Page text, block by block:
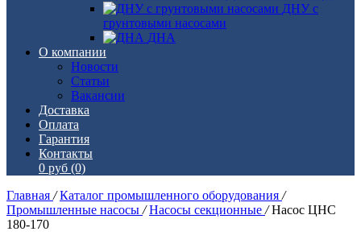
ДНУ с
грунтовыми насосами
ДНА
О компании
Новости
Статьи
Вакансии
Доставка
Оплата
Гарантия
Контакты
0 руб (0)
Главная / Каталог промышленного оборудования /
Промышленные насосы / Насосы секционные / Насос ЦНС
180-170